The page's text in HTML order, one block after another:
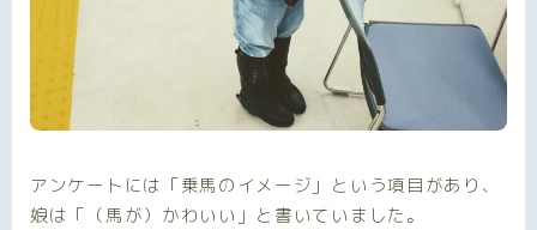
アンケートには「乗馬のイメージ」という項目があり、
娘は「（馬が）かわいい」と書いていました。